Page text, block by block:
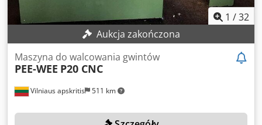
1 /32
Aukcja zakończona
Vilniaus apskritis 511 km
Maszyna do walcowania gwintów
PEE-WEE P20 CNC